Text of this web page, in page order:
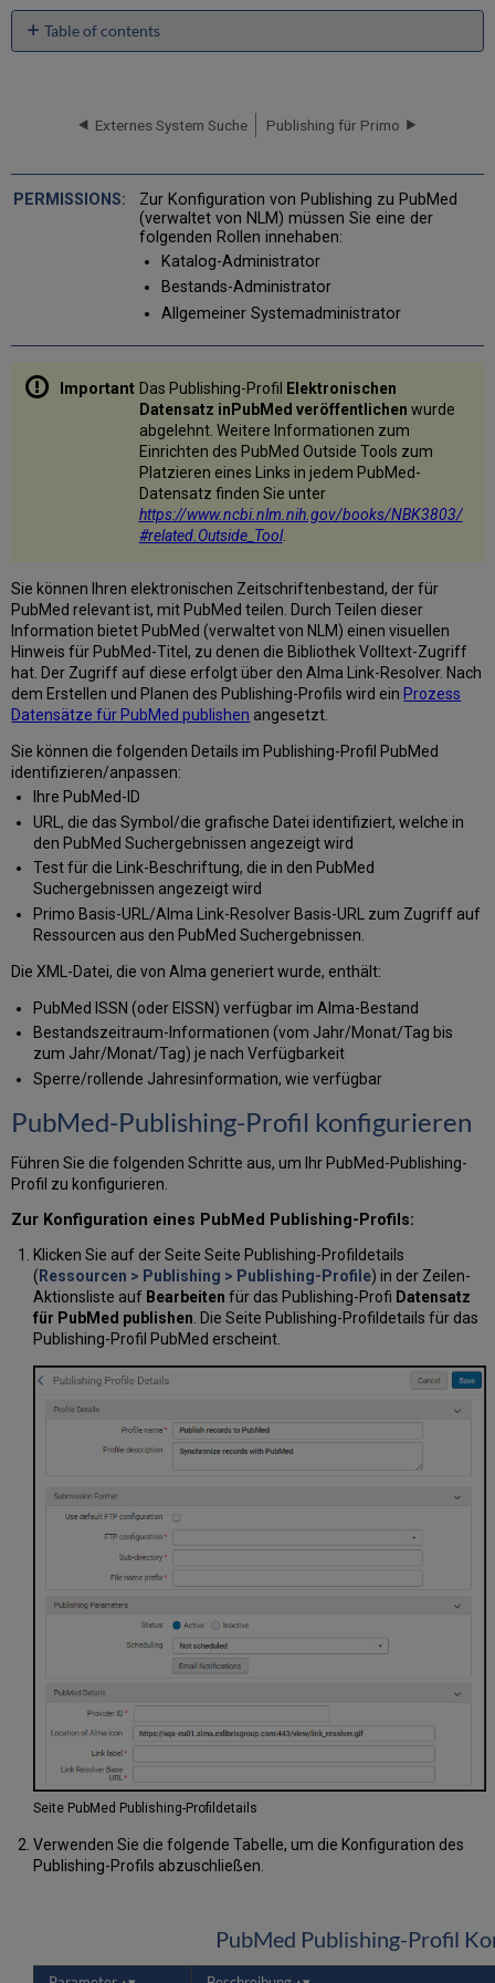
Table of contents
konfigurierenExternes System Suche Publishing für Primo
Zur Konfiguration von Publishing zu PubMed
(verwaltet von NLM) müssen Sie eine der
folgenden Rollen innehaben:
Katalog-Administrator
Bestands-Administrator
Allgemeiner Systemadministrator
Das Publishing-Profil
Elektronischen
Datensatz inPubMed veröffentlichen wurde
abgelehnt. Weitere Informationen zum
Einrichten des PubMed Outside Tools zum
Platzieren eines Links in jedem PubMed-
Datensatz finden Sie unter
https://www.ncbi.nlm.nih.gov/books/NBK3803/
#related.Outside_Tool.
Sie können Ihren elektronischen Zeitschriftenbestand, der für
PubMed relevant ist, mit PubMed teilen. Durch Teilen dieser
Information bietet PubMed (verwaltet von NLM) einen visuellen
Hinweis für PubMed-Titel, zu denen die Bibliothek Volltext-Zugriff
hat. Der Zugriff auf diese erfolgt über den Alma Link-Resolver. Nach
dem Erstellen und Planen des Publishing-Profils wird ein Prozess
Datensätze für PubMed publishen angesetzt.
Sie können die folgenden Details im Publishing-Profil PubMed
identifizieren/anpassen:
Ihre PubMed-ID
URL, die das Symbol/die grafische Datei identifiziert, welche in
den PubMed Suchergebnissen angezeigt wird
Test für die Link-Beschriftung, die in den PubMed
Suchergebnissen angezeigt wird
Primo Basis-URL/Alma Link-Resolver Basis-URL zum Zugriff auf
Ressourcen aus den PubMed Suchergebnissen.
Die XML-Datei, die von Alma generiert wurde, enthält:
PubMed ISSN (oder EISSN) verfügbar im Alma-Bestand
Bestandszeitraum-Informationen (vom Jahr/Monat/Tag bis
zum Jahr/Monat/Tag) je nach Verfügbarkeit
Sperre/rollende Jahresinformation, wie verfügbar
PubMed-Publishing-Profil konfigurieren
Führen Sie die folgenden Schritte aus, um Ihr PubMed-Publishing-
Profil zu konfigurieren.
Zur Konfiguration eines PubMed Publishing-Profils:
Klicken Sie auf der Seite Seite Publishing-Profildetails
( Ressourcen > Publishing > Publishing-Profile) in der Zeilen-
Aktionsliste auf Bearbeiten für das Publishing-Profi Datensatz
für PubMed publishen . Die Seite Publishing-Profildetails für das
Publishing-Profil PubMed erscheint.
Seite PubMed Publishing-Profildetails
Verwenden Sie die folgende Tabelle, um die Konfiguration des
Publishing-Profils abzuschließen.
PubMed Publishing-Profil